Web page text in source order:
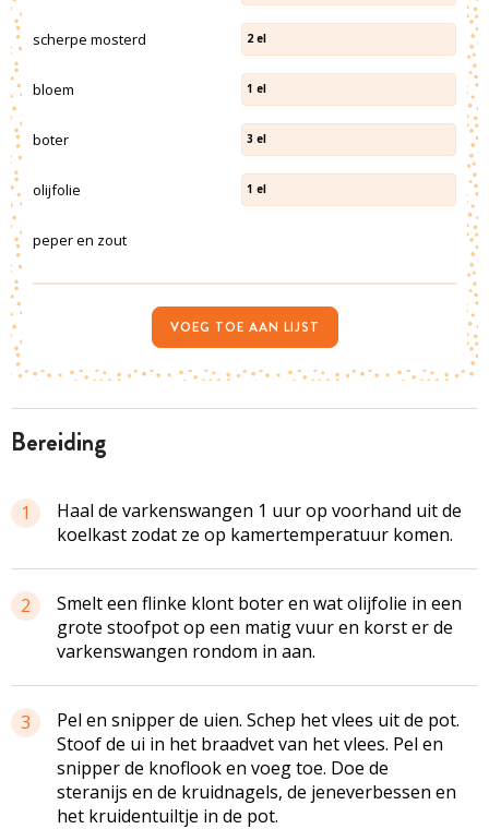
bereiding
1
Haal de varkenswangen 1 uur op voorhand uit de
koelkast zodat ze op kamertemperatuur komen.
2
Smelt een flinke klont boter en wat olijfolie in een
grote stoofpot op een matig vuur en korst er de
varkenswangen rondom in aan.
3
Pel en snipper de uien. Schep het vlees uit de pot.
Stoof de ui in het braadvet van het vlees. Pel en
snipper de knoflook en voeg toe. Doe de
steranijs en de kruidnagels, de jeneverbessen en
het kruidentuiltje in de pot.
scherpe mosterd 2 el
bloem 1 el
boter 3 el
olijfolie 1 el
peper en zout
VOEG TOE AAN LIJST